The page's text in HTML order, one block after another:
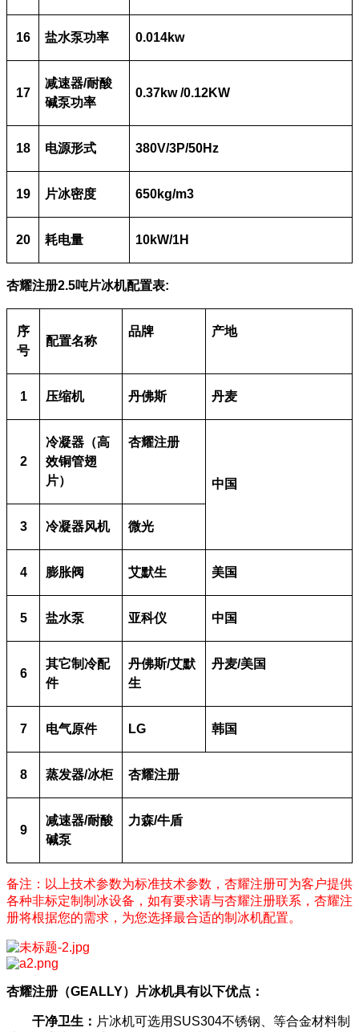
16 盐水泵功率 0.014kw
17
减速器/耐酸
碱泵功率
0.37kw /0.12KW
18 电源形式 380V/3P/50Hz
19 片冰密度 650kg/m3
20 耗电量 10kW/1H
杏耀注册2.5吨片冰机配置表:
序
号
配置名称
品牌 产地
1 压缩机 丹佛斯 丹麦
2
冷凝器（高
效铜管翅
片）
杏耀注册
中国
3 冷凝器风机 微光
4 膨胀阀 艾默生 美国
5 盐水泵 亚科仪 中国
6
其它制冷配
件
丹佛斯/艾默
生
丹麦/美国
7 电气原件 LG 韩国
8 蒸发器/冰柜 杏耀注册
9
减速器/耐酸
碱泵
力森/牛盾
备注：以上技术参数为标准技术参数，杏耀注册可为客户提供
各种非标定制制冰设备，如有要求请与杏耀注册联系，杏耀注
册将根据您的需求，为您选择最合适的制冰机配置。
杏耀注册（GEALLY）片冰机具有以下优点：
干净卫生： 片冰机可选用SUS304不锈钢、等合金材料制